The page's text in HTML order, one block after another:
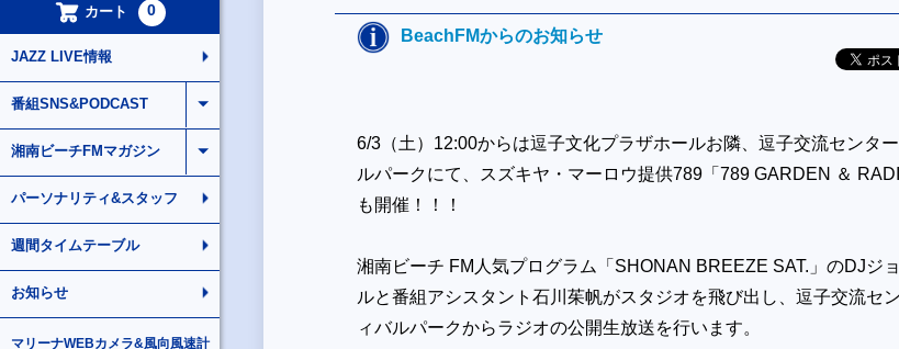
カート 0
JAZZ LIVE情報
番組SNS&PODCAST
湘南ビーチFMマガジン
パーソナリティ&スタッフ
週間タイムテーブル
お知らせ
マリーナWEBカメラ&風向風速計
BeachFMからのお知らせ
6/3（土） 12:00からは逗子文化プラザホールお隣、逗子交流センタ
ルパークにて、スズキヤ・マーロウ提供789「789 GARDEN ＆
も開催！！！
湘南ビーチ FM人気プログラム「SHONAN BREEZE SAT.」のDJジ
ルと番組アシスタント石川茱帆がスタジオを飛び出し、逗子交流セ
ィバルパークからラジオの公開生放送を行います。